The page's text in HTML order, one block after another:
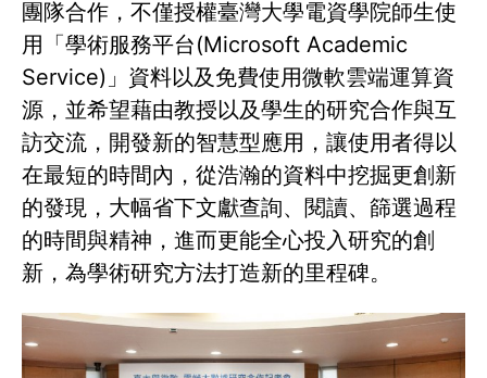
團隊合作，不僅授權臺灣大學電資學院師生使
用「學術服務平台(Microsoft Academic
Service)」資料以及免費使用微軟雲端運算資
源，並希望藉由教授以及學生的研究合作與互
訪交流，開發新的智慧型應用，讓使用者得以
在最短的時間內，從浩瀚的資料中挖掘更創新
的發現，大幅省下文獻查詢、閱讀、篩選過程
的時間與精神，進而更能全心投入研究的創
新，為學術研究方法打造新的里程碑。